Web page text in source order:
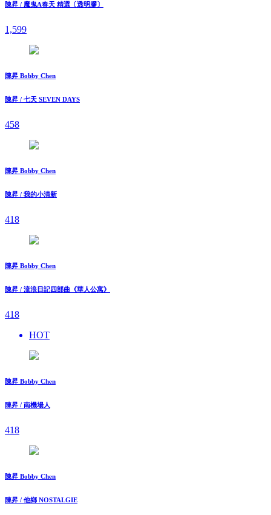
陳昇 / 魔鬼A春天 精選〔透明膠〕
1,599
陳昇 Bobby Chen
陳昇 / 七天 SEVEN DAYS
458
陳昇 Bobby Chen
陳昇 / 我的小清新
418
陳昇 Bobby Chen
陳昇 / 流浪日記四部曲《華人公寓》
418
HOT
陳昇 Bobby Chen
陳昇 / 南機場人
418
陳昇 Bobby Chen
陳昇 / 他鄉 NOSTALGIE